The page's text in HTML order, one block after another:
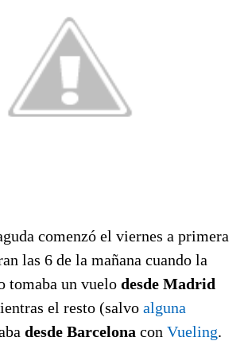
comenzó el viernes a primera
las 6 de la mañana cuando la
tomaba un vuelo desde Madrid
el resto (salvo alguna
desde Barcelona con Vueling.